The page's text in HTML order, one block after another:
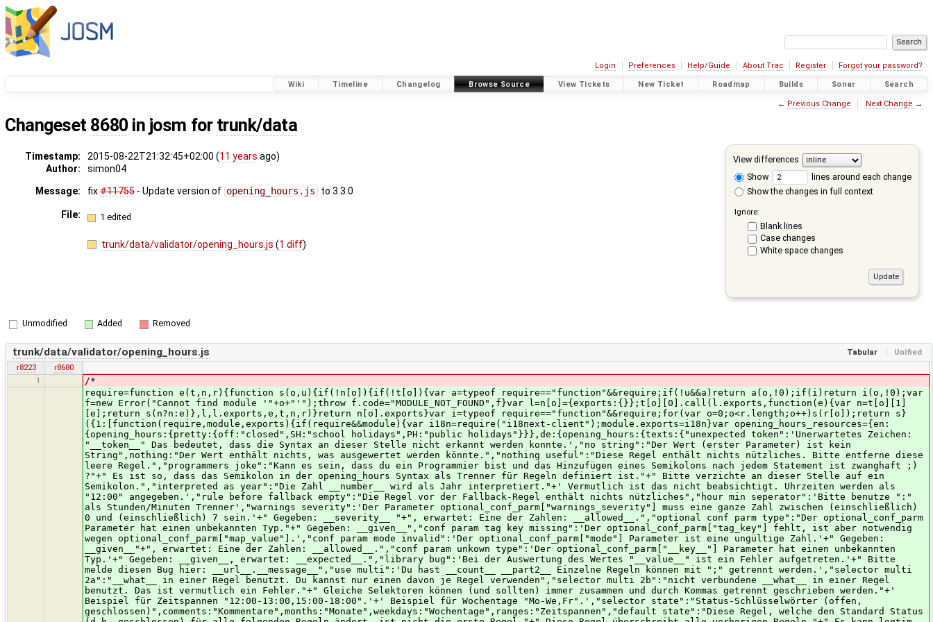
Login Preferences Help/Guide About Trac Register Forgot your password?
Wiki Timeline Changelog Browse Source View Tickets New Ticket Roadmap Builds Sonar Search
← Previous Change Next Change →
Changeset 8680 in josm for trunk/data
View differences
Show
lines around each change
Show the changes in full context
Ignore:
Blank lines
Case changes
White space changes
Timestamp: 2015-08-22T21:32:45+02:00 (11 years ago)
Author:
simon04
Message:
fix#11755 - Update version of opening_hours.js to 3.3.0
File: 1 edited
trunk/data/validator/opening_hours.js(1 diff)
Unmodified Added Removed
Tabular Unified
trunk/data/validator/opening_hours.js
r8223
r8680
1
/*
require=function e(t,n,r){function s(o,u){if(!n[o]){if(!t[o]){var a=typeof require=="function"&&require;if(!u&&a)return a(o,!0);if(i)return i(o,!0);var f=new Error("Cannot find module '"+o+"'");throw f.code="MODULE_NOT_FOUND",f}var l=n[o]={exports:{}};t[o][0].call(l.exports,function(e){var n=t[o][1][e];return s(n?n:e)},l,l.exports,e,t,n,r)}return n[o].exports}var i=typeof require=="function"&&require;for(var o=0;o<r.length;o++)s(r[o]);return s}({1:[function(require,module,exports){if(require&&module){var i18n=require("i18next-client");module.exports=i18n}var opening_hours_resources={en:{opening_hours:{pretty:{off:"closed",SH:"school holidays",PH:"public holidays"}}},de:{opening_hours:{texts:{"unexpected token":'Unerwartetes Zeichen: "__token__" Das bedeutet, dass die Syntax an dieser Stelle nicht erkannt werden konnte.',"no string":"Der Wert (erster Parameter) ist kein String",nothing:"Der Wert enthält nichts, was ausgewertet werden könnte.","nothing useful":"Diese Regel enthält nichts nützliches. Bitte entferne diese leere Regel.","programmers joke":"Kann es sein, dass du ein Programmier bist und das Hinzufügen eines Semikolons nach jedem Statement ist zwanghaft ;) ?"+" Es ist so, dass das Semikolon in der opening_hours Syntax als Trenner für Regeln definiert ist."+" Bitte verzichte an dieser Stelle auf ein Semikolon.","interpreted as year":"Die Zahl __number__ wird als Jahr interpretiert."+' Vermutlich ist das nicht beabsichtigt. Uhrzeiten werden als "12:00" angegeben.',"rule before fallback empty":"Die Regel vor der Fallback-Regel enthält nichts nützliches","hour min seperator":'Bitte benutze ":" als Stunden/Minuten Trenner',"warnings severity":'Der Parameter optional_conf_parm["warnings_severity"] muss eine ganze Zahl zwischen (einschließlich) 0 und (einschließlich) 7 sein.'+" Gegeben: __severity__ "+", erwartet: Eine der Zahlen: __allowed__.","optional conf parm type":"Der optional_conf_parm Parameter hat einen unbekannten Typ."+" Gegeben: __given__","conf param tag key missing":'Der optional_conf_parm["tag_key"] fehlt, ist aber notwendig wegen optional_conf_parm["map_value"].',"conf param mode invalid":'Der optional_conf_parm["mode"] Parameter ist eine ungültige Zahl.'+" Gegeben: __given__"+", erwartet: Eine der Zahlen: __allowed__.","conf param unkown type":'Der optional_conf_parm["__key__"] Parameter hat einen unbekannten Typ.'+" Gegeben: __given__, erwartet: __expected__.","library bug":'Bei der Auswertung des Wertes "__value__" ist ein Fehler aufgetreten.'+" Bitte melde diesen Bug hier: __url__.__message__","use multi":'Du hast __count__ __part2__ Einzelne Regeln können mit ";" getrennt werden.',"selector multi 2a":"__what__ in einer Regel benutzt. Du kannst nur einen davon je Regel verwenden","selector multi 2b":"nicht verbundene __what__ in einer Regel benutzt. Das ist vermutlich ein Fehler."+" Gleiche Selektoren können (und sollten) immer zusammen und durch Kommas getrennt geschrieben werden."+' Beispiel für Zeitspannen "12:00-13:00,15:00-18:00".'+' Beispiel für Wochentage "Mo-We,Fr".',"selector state":"Status-Schlüsselwörter (offen, geschlossen)",comments:"Kommentare",months:"Monate",weekdays:"Wochentage",ranges:"Zeitspannen","default state":"Diese Regel, welche den Standard Status (d.h. geschlossen) für alle folgenden Regeln ändert, ist nicht die erste Regel."+" Diese Regel überschreibt alle vorherigen Regeln."+" Es kann legtim sein, den Standard Status z.B. auf geöffnet festzulegen"+" und dann nur die Zeiten, zu denen geschlossen ist, anzugeben.",vague:"Diese Regel ist nicht sehr aussagekräftig, da keine Zeit angegeben wurde."+" Bitte füge eine Zeitangabe oder einen Kommentar hinzu, um dies zu verbessern.","empty comment":"Du hast einen leeren Kommentar verwendet."+'" Bitte schreibe entweder einen Kommentar-Text oder benutze stattdessen das Schlüsselwort "unknown".',separator_for_readability:"Du hast das optionale Symbol <separator_for_readability> an der falschen Stelle benutzt."+" Bitte lies die Syntax Spezifikation um zu sehen wo es verwendet werden kann oder entferne es.","strange 24/7":'Du hast 24/7 in einer Art verwendet, welche wahrscheinlich nicht als "24 Stunden, 7 Tage die Woche" interpretiert wird.'+' Der Richtigkeit halber solltest du "open" oder "closed"'+" für diese Regel verwenden und dann die Ausnahmen angeben um das selbe Ziel zu erreichen. So ist es klarer –"+' zum Beispiel "open; Mo 12:00-14:00 off".',"public holiday":'Es wurde keine Regel für "PH" (feiertags) angegeben. Dies ist nicht sehr Aussagekräftig.__part2__'+' Bitte füge die Regel "PH off" an, wenn die Einrichtung an allen Feiertagen geschlossen ist'+' oder schreibe "Sa,Su,PH 12:00-16:00" um auszudrücken, dass Samstags, Sonntags und feiertags von 12:00-16:00 geöffnet ist.'+" Wenn du dir im Unklaren bist, versuche die Öffnungszeit zu klären. Falls das nicht möglich ist, lass die Angabe weg und ignoriere diese Warnung.","public holiday part2":' Leider ist der "tag key" (beispielsweise "opening_hours", or "lit") in opening_hours.js nicht bekannt.'+" Diese Warnung betrifft nur die Keys: __keys__. Falls deine Angabe nicht für einen dieser ist, ignoriere bitte folgenden Hinweis:",switched:'Der Selektor "__first__" wurde für eine bessere Lesbarkeit und der Vollständigkeit halber mit '+' "__second__" getauscht.',"no colon after":'Bitte Benutze kein ":" nach dem Token __token__.',"number -5 to 5":"Zahl zwischen -5 und 5 (außer 0) erwartet.","one weekday constraint":"Du kannst höchstens einen beschränkten Wochentag in einer Monats-Spanne verwenden","range contrainted weekdays":"Du kannst keine Wochentags-Spanne als Beschränkung in einer Monats-Spanne verwenden",expected:'"__symbol__" erwartet.',"range zero":'Du kannst keine __type__-Spanne mit Periode "0" verwenden.',"period one year+":'Bitte verwende keine __type__-Spannen mit Periode "1".'+' Wenn du ausdrücken willst, das eine Einrichtung ab einem bestimmten Jahr immer offen ist, benutze bitte "<year>+".',"period one":'Bitte verwende keine __type__-Spannen mit Periode "1".',"month 31":"Die Tagangabe für __month__ muss zwischen 1 und 31 liegen.","month 30":"Der Monat __month__ hat keine 31 Tage. Der letzte Tag von __month__ ist Tag 30.","month feb":'"Der Monat __month__ hat entwedet 28 oder 29 Tage (Schaltjahre)."',"point in time":"Erwarte Bindestrich (-) oder offenes Ende (+) in der Zeitspanne __calc__."+" Um mit Zeitpunkten zu arbeiten, muss der Modus für __libraryname__ umgestellt werden."+" Vielleicht falscher OSM tag verwendet?",calculation:"Berechnung","time range continue":"Die Zeitspanne geht nicht wie erwartet weiter","period continue":'Die Zeitspannen-Periode geht nicht wie erwartet weiter. Beispiel "/01:30".',"time range mode":'__libraryname__ wurde im "Zeitspannen-Modus" aufgerufen. Zeitpunkt gefunden.',"point in time mode":'__libraryname__ wurde im "Zeitpunkt-Modus" aufgerufen. Zeitspanne gefunden.',"outside current day":"Zeitspanne beginnt außerhalb des aktuellen Tages","two midnights":"Zeitspanne welche mehrmals Mitternacht beinhaltet wird nicht untersützt","without minutes":"Zeitspanne ohne Minutenangabe angegeben. Das ist nicht sehr eindeutig!"+' Bitte verwende stattdessen folgende Syntax "__syntax__".',"outside day":"Die Zeitspanne beginnt außerhalb des aktuellen Tages","zero calculation":"Das Hinzufügen von 0 in einer variablen Zeitberechnung ändert die variable Zeit nicht."+' Bitte entferne die Zeitberechnung (Beispiel: "sunrise-(sunset-00:00)").',"calculation syntax":"Berechnung mit variabler Zeit hat nicht die korrekte Syntax",missing:'Fehlendes "__symbol__"',"(time)":"(Zeit)","bad range":"Ungültige Zeitspanne: __from__-__to__","] or more numbers":'"]" oder weitere Zahlen erwartet.',"additional rule no sense":'Eine weitere Regel an dieser Stelle ergibt keinen Sinn. Benutze einfach ";" als Trenner für Regeln.'+" Siehe https://wiki.openstreetmap.org/wiki/Key:opening_hours/specification#explain:additional_rule_separator","unexpected token weekday range":"Unerwartes Token in Tages-Spanne: __token__","max differ":"Es sollte keinen Grund geben, mehr als __maxdiffer__ Tage von einem __name__ abzuweichen. Wenn nötig, teile uns dies bitte mit …","adding 0":"Addition von 0 verändert das Datum nicht. Bitte weglassen.","unexpected token holiday":"Unerwartes Token (in Feiertags-Auswertung): __token__","no SH defintion":"Für die Schulferien __name__ fehlen die Defintionen für das Jahr __year__"+" Du kannst diese hinzufügen: __repository_url__","no PH definition":"Der Feiertag __name__ ist für das Land __cc__ nicht definiert."+" Du kannst diese hinzufügen: __repository_url__","no PH definition state":"Der Feiertag __name__ ist für das Land __cc__ und Bundesland __state__ nicht definiert."+" Du kannst diese hinzufügen: __repository_url__","no country code":"Der Ländercode fehlt. Dieser wird benötigt um die korrekten Feiertage zu bestimmen (siehe in der README wie dieser anzugeben ist)","movable no formular":"Der bewegliche Feiertag __name__ kann nicht berechnet werden."+" Bitte füge eine entsprechende Formel hinzu.","movable not in year":"Der bewegliche Feiertag __name__ plus __days__"+" Tage befindet sich nicht mehr im selben Jahr. Aktuell nicht unterstüzt.","year range one year":"Eine Jahres-Spanne mit gleichem Jahr als Beginn und Ende ergibt keinen Sinn."+' Bitte entferne das Ende-Jahr. zum Beispiel: "__year__ May 23"',"year range reverse":"Eine Jahres-Spanne mit Beginn größer als Ende ergibt keinen Sinn."+" Bitte umdrehen.","year past":"Das Jahr liegt in der Vergangenheit.","unexpected token year range":"Unerwartetes Token in der Jahres-Spanne: __token__","week range reverse":"Du hast eine Wochen-Spanne in umgekehrter Reihenfolge oder mehrere Jahr umfassende angegeben. Dies ist aktuell nicht unterstützt.","week negative":"Du hast eine Wochennummer kleiner 1 angegeben. Korrekte Angaben sind 1-53.","week exceed":"Du hast eine Wochennummer größer als 53 angegeben. Korrekte Angaben sind 1-53.","week period less than 2":"Du hast eine Wochenperiode kleiner 2 angegeben."+